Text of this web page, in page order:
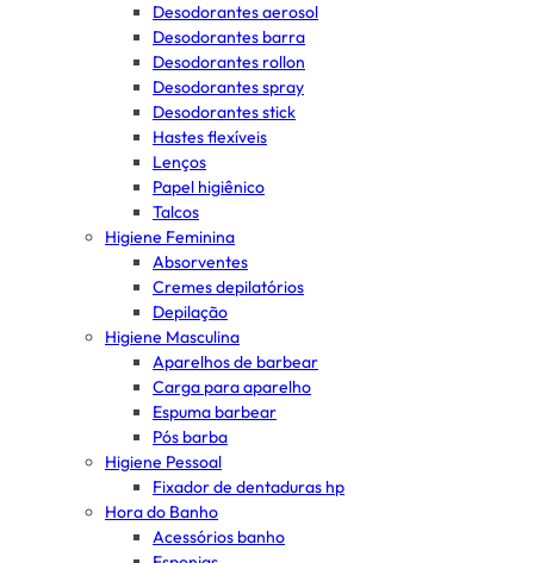
Desodorantes aerosol
Desodorantes barra
Desodorantes rollon
Desodorantes spray
Desodorantes stick
Hastes flexíveis
Lenços
Papel higiênico
Talcos
Higiene Feminina
Absorventes
Cremes depilatórios
Depilação
Higiene Masculina
Aparelhos de barbear
Carga para aparelho
Espuma barbear
Pós barba
Higiene Pessoal
Fixador de dentaduras hp
Hora do Banho
Acessórios banho